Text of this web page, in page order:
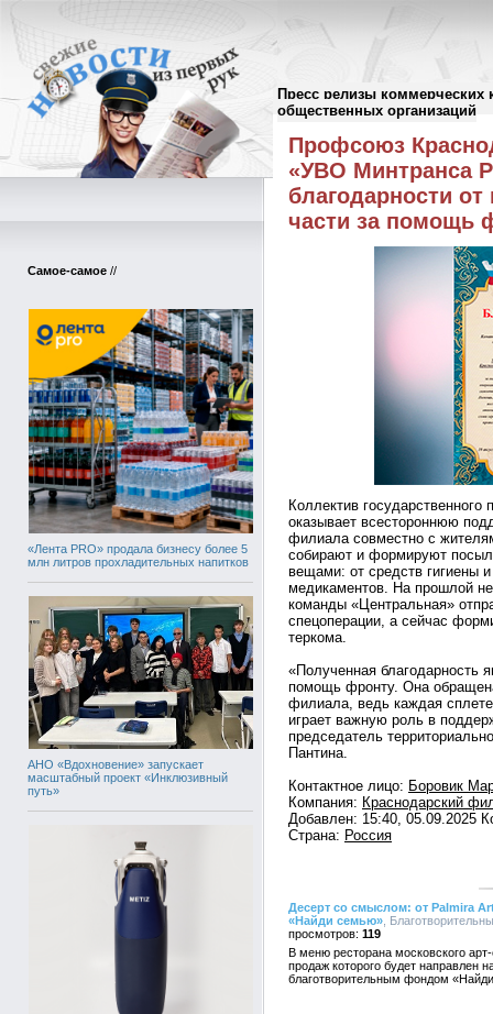
Пресс релизы коммерческих
общественных организаций
Самое-самое //
«Лента PRO» продала бизнесу более 5
млн литров прохладительных напитков
АНО «Вдохновение» запускает
масштабный проект «Инклюзивный
путь»
Пресс-релизы//
Профсоюз
«УВО Минтранса
благодарности
части за помощь
Коллектив государственного
оказывает всестороннюю
филиала совместно с
собирают и формируют
вещами: от средств гигиены
медикаментов. На прошлой
команды «Центральная»
спецоперации, а сейчас
теркома.
«Полученная благодарность
помощь фронту. Она
филиала, ведь каждая
играет важную роль в
председатель
Пантина.
Контактное лицо: Боровик
Компания: Краснодарский
Добавлен: 15:40, 05.09.2025
Страна: Россия
Десерт со смыслом: от Palmira
«Найди семью» ,
119
В меню ресторана московского
продаж которого будет направлен
благотворительным фондом